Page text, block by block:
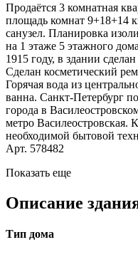
Продаётся 3 комнатная
площадь комнат 9+18+14
санузел. Планировка
на 1 этаже 5 этажного
1915 году, в здании
Сделан косметический
Горячая вода из
ванна. Санкт-Петербург
города в
метро Василеостровская.
необходимой бытовой
Арт. 578482
Показать еще
Описание
Тип дома